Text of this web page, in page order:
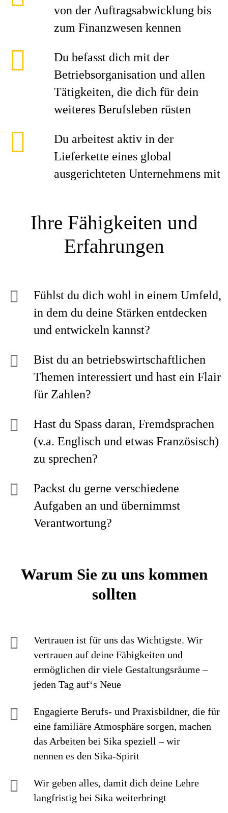
von der Auftragsabwicklung bis
zum Finanzwesen kennen
Du befasst dich mit der
Betriebsorganisation und allen
Tätigkeiten, die dich für dein
weiteres Berufsleben rüsten
Du arbeitest aktiv in der
Lieferkette eines global
ausgerichteten Unternehmens mit
Ihre Fähigkeiten und
Erfahrungen
Fühlst du dich wohl in einem Umfeld,
in dem du deine Stärken entdecken
und entwickeln kannst?
Bist du an betriebswirtschaftlichen
Themen interessiert und hast ein Flair
für Zahlen?
Hast du Spass daran, Fremdsprachen
(v.a. Englisch und etwas Französisch)
zu sprechen?
Packst du gerne verschiedene
Aufgaben an und übernimmst
Verantwortung?
Warum Sie zu uns kommen
sollten
Vertrauen ist für uns das Wichtigste. Wir
vertrauen auf deine Fähigkeiten und
ermöglichen dir viele Gestaltungsräume –
jeden Tag auf‘s Neue
Engagierte Berufs- und Praxisbildner, die für
eine familiäre Atmosphäre sorgen, machen
das Arbeiten bei Sika speziell – wir
nennen es den Sika-Spirit
Wir geben alles, damit dich deine Lehre
langfristig bei Sika weiterbringt